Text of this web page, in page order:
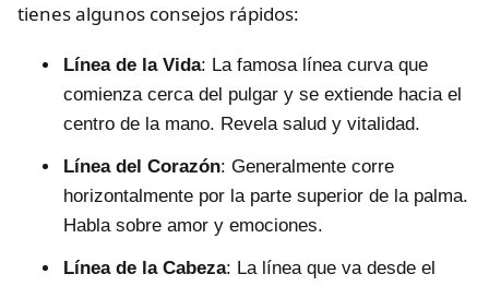
tienes algunos consejos rápidos:
Línea de la Vida: La famosa línea curva que
comienza cerca del pulgar y se extiende hacia el
centro de la mano. Revela salud y vitalidad.
Línea del Corazón: Generalmente corre
horizontalmente por la parte superior de la palma.
Habla sobre amor y emociones.
Línea de la Cabeza: La línea que va desde el